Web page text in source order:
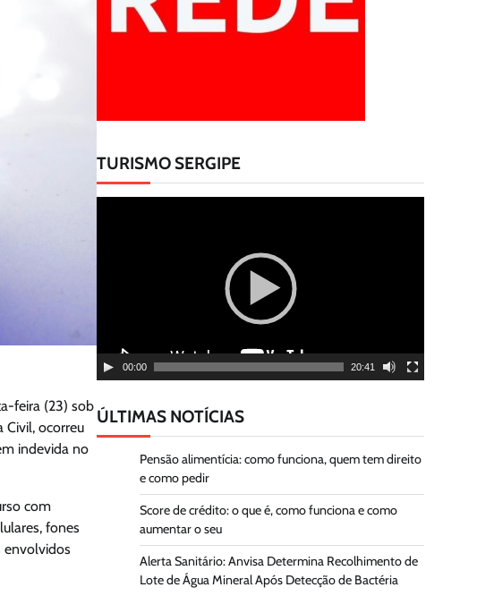
feira (23) sob
Civil, ocorreu
indevida no
com
fones
envolvidos
TURISMO SERGIPE
00:00 20:41
ÚLTIMAS NOTÍCIAS
Pensão alimentícia: como funciona, quem tem direito
e como pedir
Score de crédito: o que é, como funciona e como
aumentar o seu
Alerta Sanitário: Anvisa Determina Recolhimento de
Lote de Água Mineral Após Detecção de Bactéria